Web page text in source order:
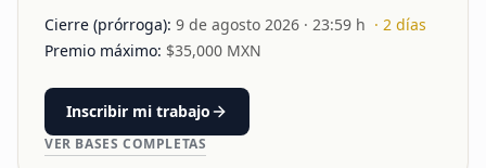
Cierre (prórroga): 9 de agosto 2026 · 23:59 h · 2 días
Premio máximo: $35,000 MXN
Inscribir mi trabajo
VER BASES COMPLETAS